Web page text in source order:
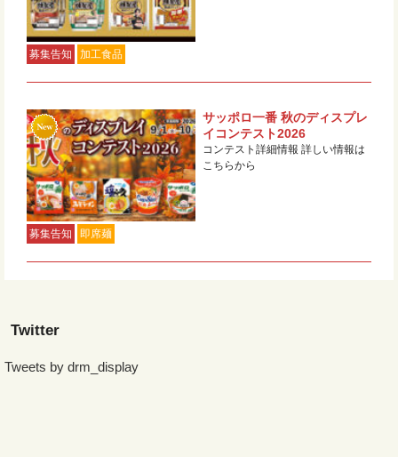
募集告知 加工食品
募集告知 即席麺
サッポロ一番 秋のディスプレ
イコンテスト2026
コンテスト詳細情報 詳しい情報は
こちらから
Twitter
Tweets by drm_display